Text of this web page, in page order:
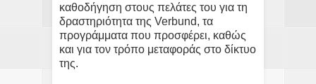
καθοδήγηση στους πελάτες του για τη
δραστηριότητα της Verbund, τα
προγράμματα που προσφέρει, καθώς
και για τον τρόπο μεταφοράς στο δίκτυο
της.